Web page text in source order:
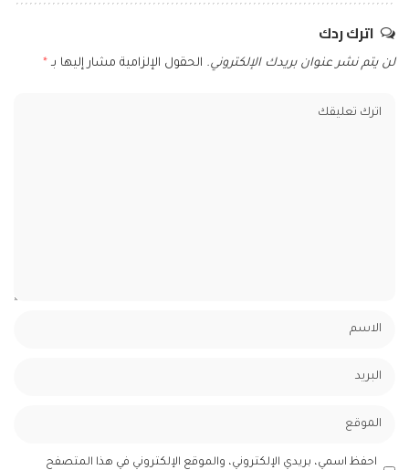
اترك ردك
لن يتم نشر عنوان بريدك الإلكتروني. الحقول الإلزامية مشار إليها بـ *
احفظ اسمي، بريدي الإلكتروني، والموقع الإلكتروني في هذا المتصفح